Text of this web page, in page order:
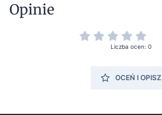
Opinie
Liczba ocen: 0
OCEŃ I OPISZ